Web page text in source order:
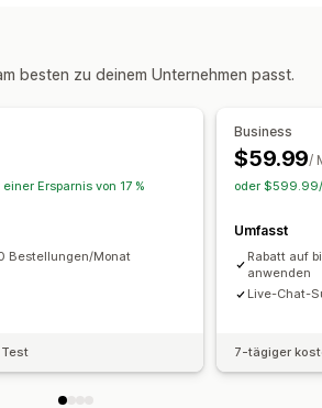
Rabatte
Geschenke
Tagging
besten zu deinem Unternehmen passt.
Ersparnis von 17 %
Bestellungen/Monat
Business
$59.99/
oder $599.99/
Umfasst
Rabatt auf
anwenden
Live-Chat-
7-tägiger